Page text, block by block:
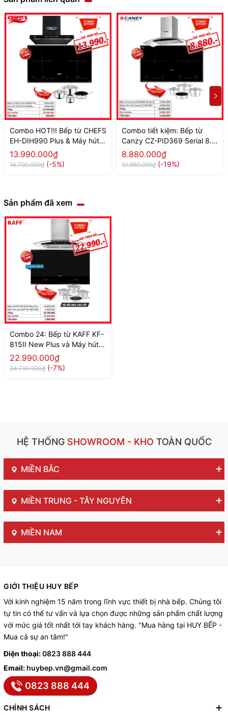
Combo HOT!!! Bếp từ CHEFS
EH-DIH990 Plus & Máy hút
mùi CHEFS EH-R908E3T
13.990.000₫
14.790.000₫ (-5%)
Combo tiết kiệm: Bếp từ
Canzy CZ-PID369 Serial 8.0
Và Máy hút mùi Canzy CZ-
6670AT
8.880.000₫
10.980.000₫ (-19%)
Sản phẩm đã xem
Combo 24: Bếp từ KAFF KF-
815II New Plus và Máy hút
mùi KAFF KF-GBT7069
22.990.000₫
24.790.000₫ (-7%)
HỆ THỐNGSHOWROOM - KHO TOÀN QUỐC
MIỀN BẮC
MIỀN TRUNG - TÂY NGUYÊN
MIỀN NAM
GIỚI THIỆU HUY BẾP
Với kinh nghiệm 15 năm trong lĩnh vực thiết bị nhà bếp. Chúng tôi
tự tin có thể tư vấn và lựa chọn được những sản phẩm chất lượng
với mức giá tốt nhất tới tay khách hàng. "Mua hàng tại HUY BẾP -
Mua cả sự an tâm!"
Điện thoại:0823 888 444
Email: huybep.vn@gmail.com
0823 888 444
CHÍNH SÁCH